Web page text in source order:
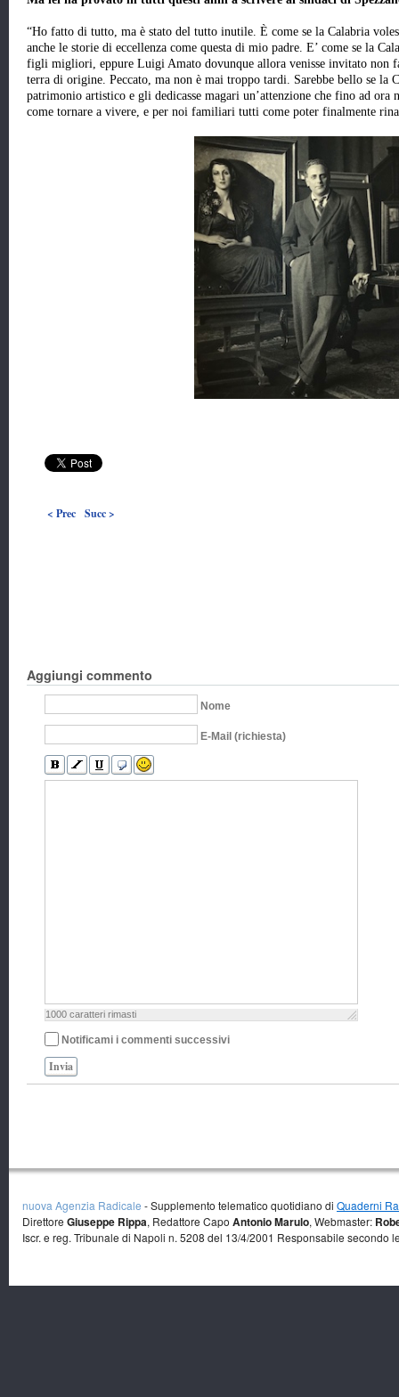
“Ho fatto di tutto, ma è stato del tutto inutile. È come se la Calabria
anche le storie di eccellenza come questa di mio padre. E’ come se la
figli migliori, eppure Luigi Amato dovunque allora venisse invitato non
terra di origine. Peccato, ma non è mai troppo tardi. Sarebbe bello se la
patrimonio artistico e gli dedicasse magari un’attenzione che fino ad ora
come tornare a vivere, e per noi familiari tutti come poter finalmente
< Prec Succ >
Aggiungi commento
Nome
E-Mail (richiesta)
1000 caratteri rimasti
Notificami i commenti successivi
Invia
nuova Agenzia Radicale - Supplemento telematico quotidiano di Quaderni
Direttore Giuseppe Rippa, Redattore Capo Antonio Marulo, Webmaster:
Iscr. e reg. Tribunale di Napoli n. 5208 del 13/4/2001 Responsabile secondo